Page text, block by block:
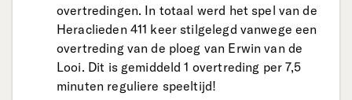
overtredingen. In totaal werd het spel van de
Heraclieden 411 keer stilgelegd vanwege een
overtreding van de ploeg van Erwin van de
Looi. Dit is gemiddeld 1 overtreding per 7,5
minuten reguliere speeltijd!